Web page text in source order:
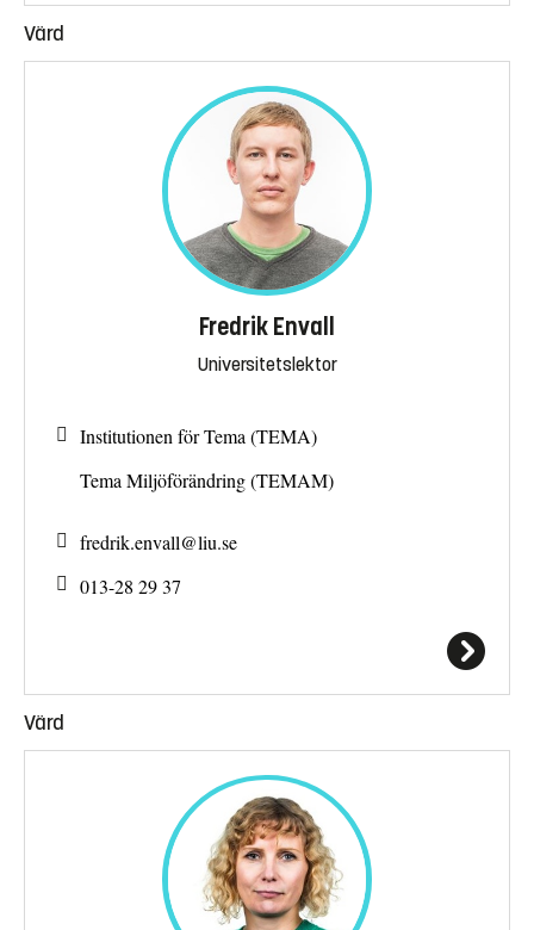
Värd
Fredrik Envall
Universitetslektor
Institutionen för Tema (TEMA)
Tema Miljöförändring (TEMAM)
fredrik.envall@liu.se
013-28 29 37
Värd